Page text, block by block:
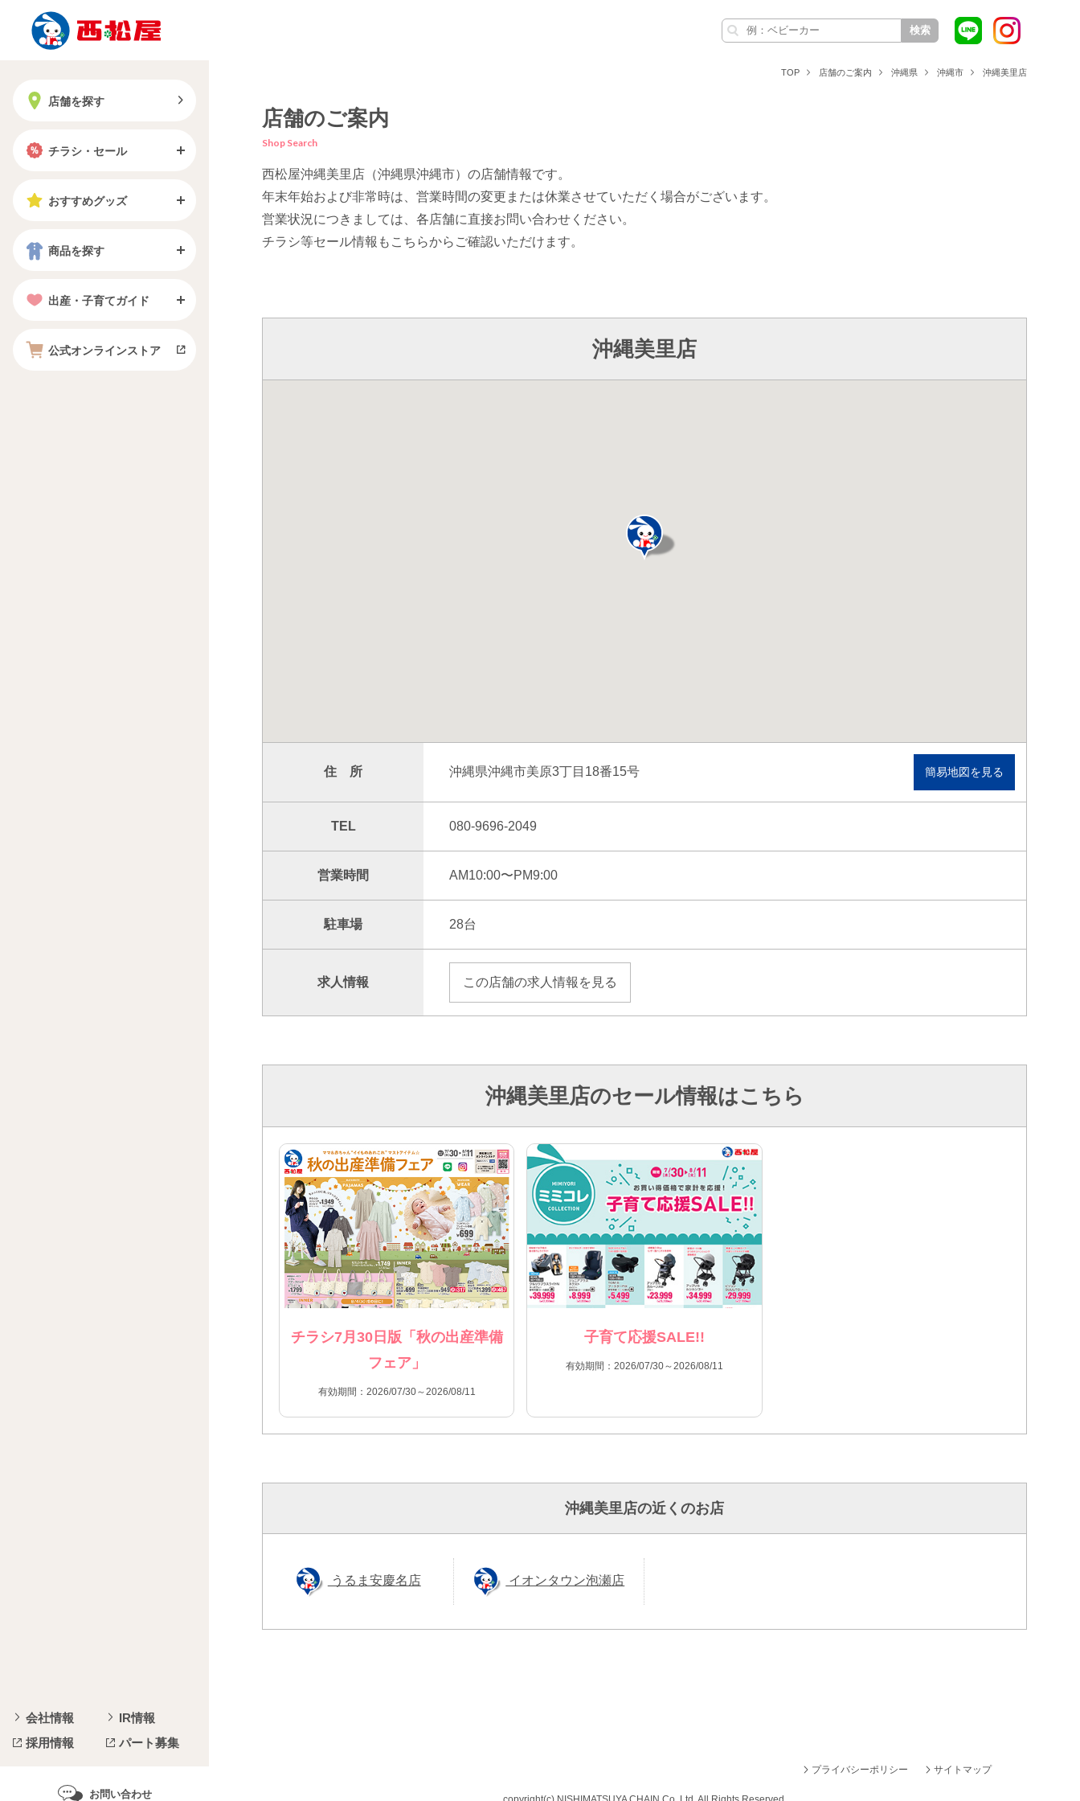
検索
店舗を探す
チラシ・セール
おすすめグッズ
商品を探す
出産・子育てガイド
公式オンラインストア
会社情報
IR情報
採用情報
パート募集
お問い合わせ
TOP 店舗のご案内 沖縄県 沖縄市 沖縄美里店
店舗のご案内
Shop Search
西松屋沖縄美里店（沖縄県沖縄市）の店舗情報です。
年末年始および非常時は、営業時間の変更または休業させていただく場合がございます。
営業状況につきましては、各店舗に直接お問い合わせください。
チラシ等セール情報もこちらからご確認いただけます。
沖縄美里店
住 所 沖縄県沖縄市美原3丁目18番15号 簡易地図を見る
TEL 080-9696-2049
営業時間 AM10:00〜PM9:00
駐車場 28台
求人情報 この店舗の求人情報を見る
沖縄美里店のセール情報はこちら
チラシ7月30日版「秋の出産準備
フェア」
有効期間：2026/07/30～2026/08/11
子育て応援SALE!!
有効期間：2026/07/30～2026/08/11
沖縄美里店の近くのお店
うるま安慶名店 イオンタウン泡瀬店
プライバシーポリシー サイトマップ